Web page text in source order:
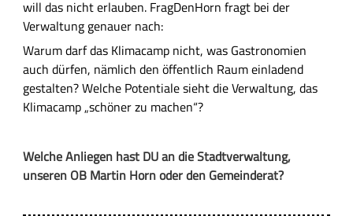
will das nicht erlauben. FragDenHorn fragt bei der
Verwaltung genauer nach:
Warum darf das Klimacamp nicht, was Gastronomien
auch dürfen, nämlich den öffentlich Raum einladend
gestalten? Welche Potentiale sieht die Verwaltung, das
Klimacamp „schöner zu machen“?
Welche Anliegen hast DU an die Stadtverwaltung,
unseren OB Martin Horn oder den Gemeinderat?